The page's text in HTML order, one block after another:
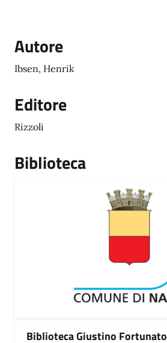
Autore
Ibsen, Henrik
Editore
Rizzoli
Biblioteca
Biblioteca Giustino Fortunato